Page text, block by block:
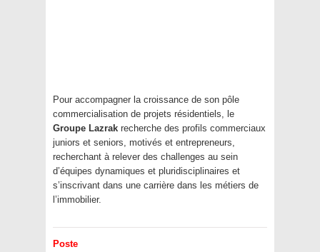
Pour accompagner la croissance de son pôle
commercialisation de projets résidentiels, le
Groupe Lazrak recherche des profils commerciaux
juniors et seniors, motivés et entrepreneurs,
recherchant à relever des challenges au sein
d’équipes dynamiques et pluridisciplinaires et
s’inscrivant dans une carrière dans les métiers de
l’immobilier.
Poste